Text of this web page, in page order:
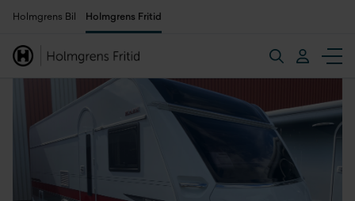
Holmgrens Bil Holmgrens Fritid